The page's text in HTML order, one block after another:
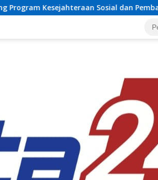
Sosial dan Pembangunan Daerah